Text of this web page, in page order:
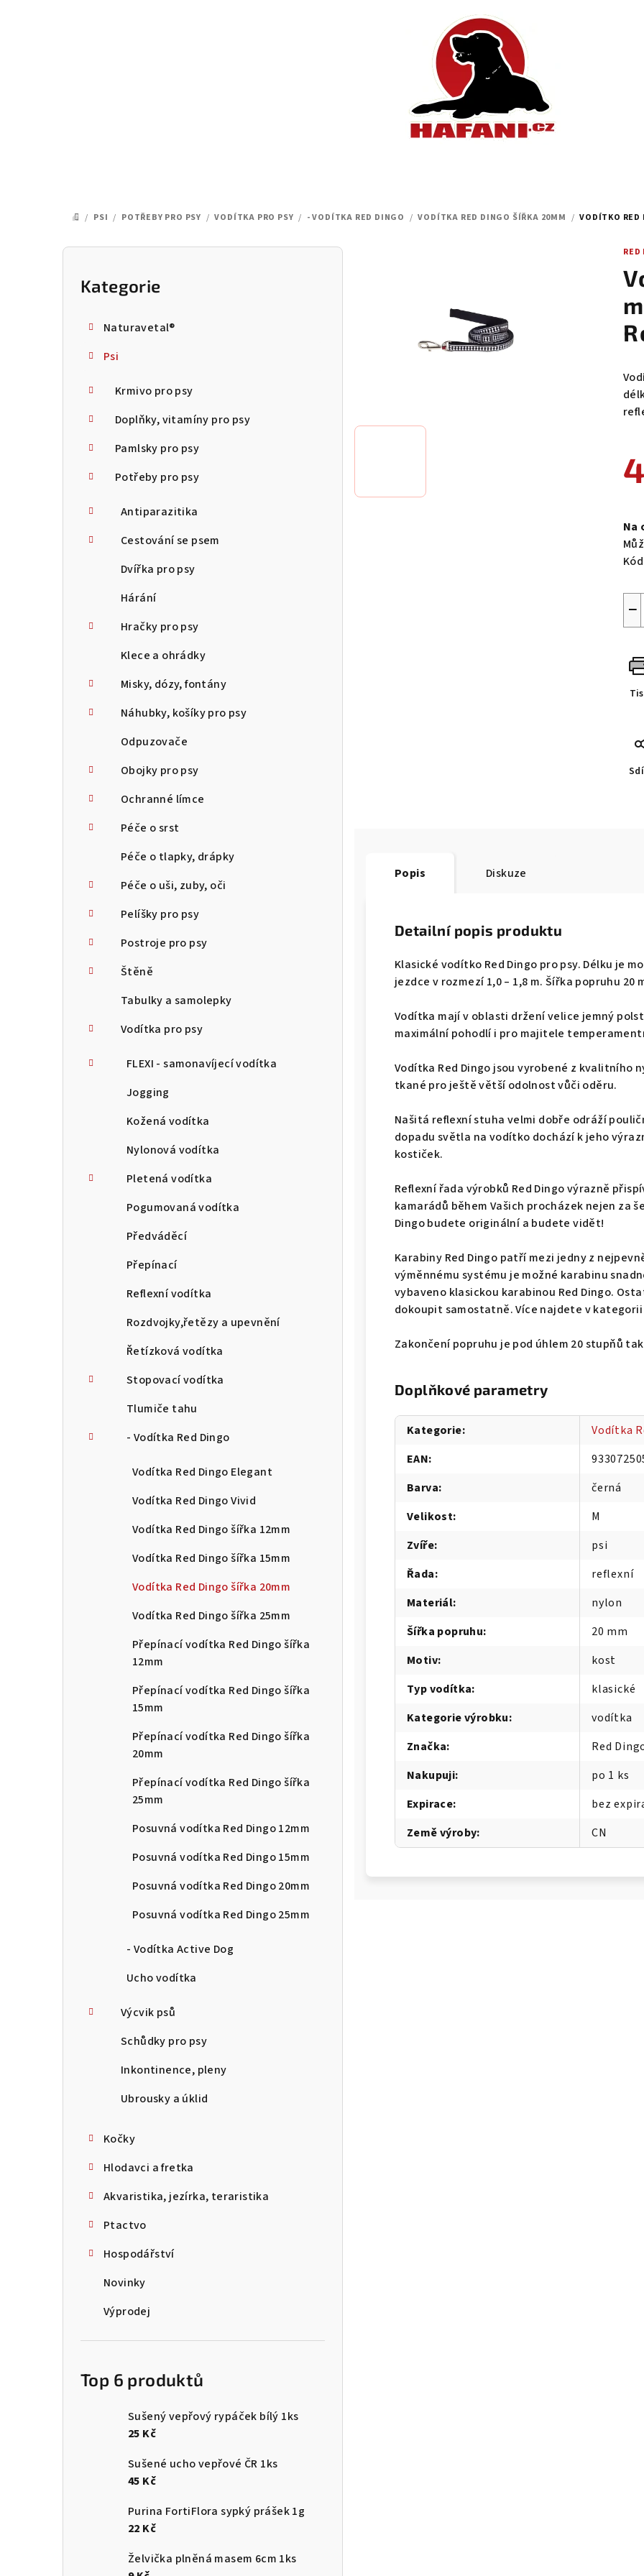
DOMŮ
/ PSI / POTŘEBY PRO PSY / VODÍTKA PRO PSY / - VODÍTKA RED DINGO / VODÍTKA RED DINGO ŠÍŘKA 20MM / VODÍTKO RED
P
Přeskočit
kategorie
Kategorie
Naturavetal®
Psi
Krmivo pro psy
Doplňky, vitamíny pro psy
Pamlsky pro psy
Potřeby pro psy
Antiparazitika
Cestování se psem
Dvířka pro psy
Hárání
Hračky pro psy
Klece a ohrádky
Misky, dózy, fontány
Náhubky, košíky pro psy
Odpuzovače
Obojky pro psy
Ochranné límce
Péče o srst
Péče o tlapky, drápky
Péče o uši, zuby, oči
Pelíšky pro psy
Postroje pro psy
Štěně
Tabulky a samolepky
Vodítka pro psy
FLEXI - samonavíjecí vodítka
Jogging
Kožená vodítka
Nylonová vodítka
Pletená vodítka
Pogumovaná vodítka
Předváděcí
Přepínací
Reflexní vodítka
Rozdvojky,řetězy a upevnění
Řetízková vodítka
Stopovací vodítka
Tlumiče tahu
- Vodítka Red Dingo
Vodítka Red Dingo Elegant
Vodítka Red Dingo Vivid
Vodítka Red Dingo šířka 12mm
Vodítka Red Dingo šířka 15mm
Vodítka Red Dingo šířka 20mm
Vodítka Red Dingo šířka 25mm
Přepínací vodítka Red Dingo šířka
12mm
Přepínací vodítka Red Dingo šířka
15mm
Přepínací vodítka Red Dingo šířka
20mm
Přepínací vodítka Red Dingo šířka
25mm
Posuvná vodítka Red Dingo 12mm
Posuvná vodítka Red Dingo 15mm
Posuvná vodítka Red Dingo 20mm
Posuvná vodítka Red Dingo 25mm
- Vodítka Active Dog
Ucho vodítka
Výcvik psů
Schůdky pro psy
Inkontinence, pleny
Ubrousky a úklid
Kočky
Hlodavci a fretka
Akvaristika, jezírka, teraristika
Ptactvo
Hospodářství
Novinky
Výprodej
Top 6 produktů
Sušený vepřový rypáček bílý 1ks
25 Kč
Sušené ucho vepřové ČR 1ks
45 Kč
Purina FortiFlora sypký prášek 1g
22 Kč
Želvička plněná masem 6cm 1ks
RED
Na
−
Popis Diskuze
Detailní popis produktu
Klasické vodítko Red Dingo pro psy. Délku je
jezdce v rozmezí 1,0 – 1,8 m. Šířka popruhu 20
Vodítka mají v oblasti držení velice jemný
maximální pohodlí i pro majitele
Vodítka Red Dingo jsou vyrobené z kvalitního
tkané pro ještě větší odolnost vůči oděru.
Našitá reflexní stuha velmi dobře odráží
dopadu světla na vodítko dochází k jeho
kostiček.
Reflexní řada výrobků Red Dingo výrazně
kamarádů během Vašich procházek nejen za
Dingo budete originální a budete vidět!
Karabiny Red Dingo patří mezi jedny z
výměnnému systému je možné karabinu
vybaveno klasickou karabinou Red Dingo.
dokoupit samostatně. Více najdete v kategorii
Zakončení popruhu je pod úhlem 20 stupňů
Doplňkové parametry
Kategorie:
Vodítka
EAN:
Barva:
černá
Velikost:
M
Zvíře:
psi
Řada:
reflexní
Materiál:
nylon
Šířka popruhu:
20 mm
Motiv:
kost
Typ vodítka:
klasické
Kategorie výrobku:
vodítka
Značka:
Red
Nakupuji:
po 1 ks
Expirace:
bez
Země výroby: CN